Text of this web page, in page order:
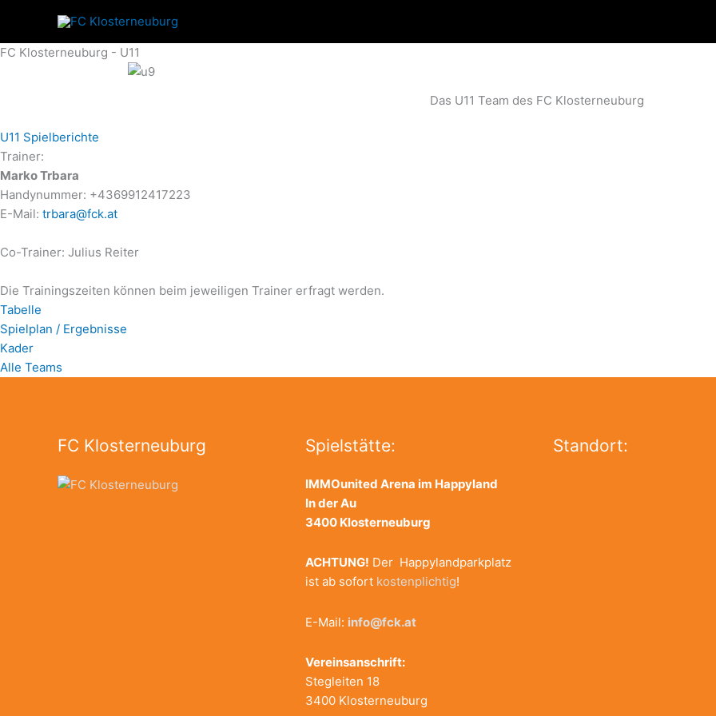
springen
FC Klosterneuburg - U11
Das U11 Team des FC Klosterneuburg
U11 Spielberichte
Trainer:
Marko Trbara
Handynummer: +4369912417223
E-Mail: trbara@fck.at
Co-Trainer: Julius Reiter
Die Trainingszeiten können beim jeweiligen Trainer erfragt werden.
Tabelle
Spielplan / Ergebnisse
Kader
Alle Teams
FC Klosterneuburg Spielstätte:
IMMOunited Arena im Happyland
In der Au
3400 Klosterneuburg
ACHTUNG! Der Happylandparkplatz
ist ab sofort kostenplichtig!
E-Mail: info@fck.at
Vereinsanschrift:
Stegleiten 18
3400 Klosterneuburg
Standort: